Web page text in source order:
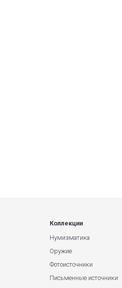
Коллекции
Нумизматика
Оружие
Фотоисточники
Письменные источники